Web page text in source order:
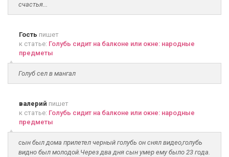
счастья...
Гость пишет
к статье: Голубь сидит на балконе или окне: народные
предметы
Голуб сел в мангал
валерий пишет
к статье: Голубь сидит на балконе или окне: народные
предметы
сын был дома прилетел черный голубь он снял видео,голубь
видно был молодой.Через два дня сын умер ему было 23 года.